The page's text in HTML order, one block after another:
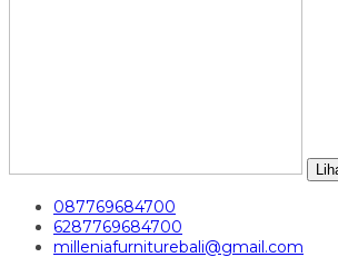
087769684700
6287769684700
milleniafurniturebali@gmail.com